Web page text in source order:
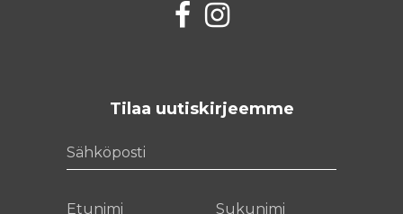
FacebookInstagram
Tilaa uutiskirjeemme